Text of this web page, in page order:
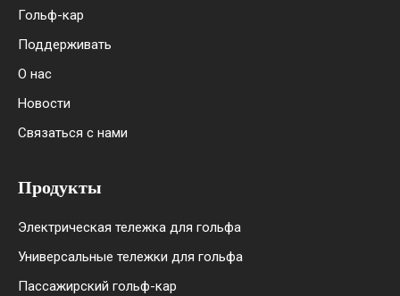
Гольф-кар
Поддерживать
О нас
Новости
Связаться с нами
Продукты
Электрическая тележка для гольфа
Универсальные тележки для гольфа
Пассажирский гольф-кар